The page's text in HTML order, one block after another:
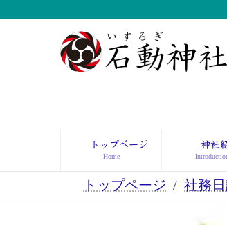
トップページ
Home
神社
トップページ 社務